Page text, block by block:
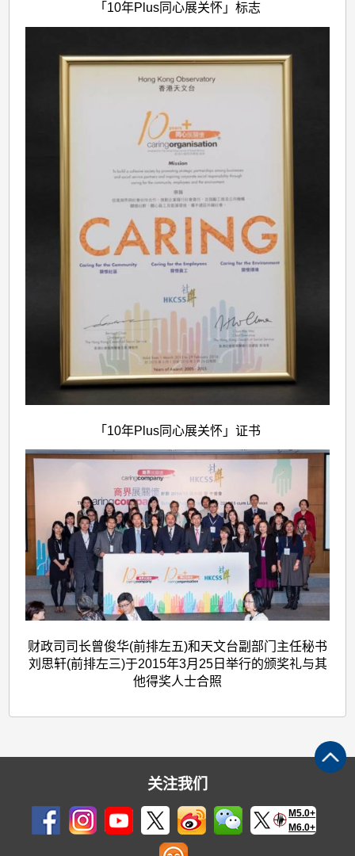
「10年Plus同心展关怀」标志
「10年Plus同心展关怀」证书
财政司司长曾俊华(前排左五)和天文台副部门主任秘书
刘思轩(前排左三)于2015年3月25日举行的颁奖礼与其
他得奖人士合照
关注我们
M5.0+
M6.0+